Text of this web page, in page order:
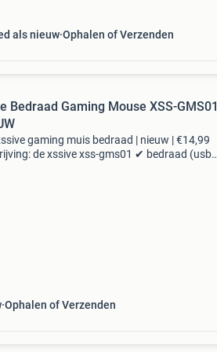
als nieuw Ophalen of Verzenden
Bedraad Gaming Mouse XSS-GMS01
gaming muis bedraad | nieuw | €14,99
de xssive xss-gms01 ✔ bedraad (usb)
Ophalen of Verzenden